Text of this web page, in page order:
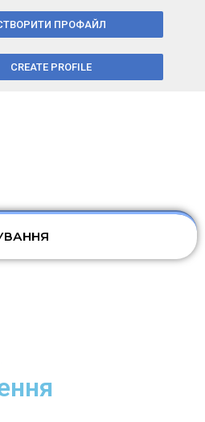
ПРОФАЙЛ
CREATE PROFILE